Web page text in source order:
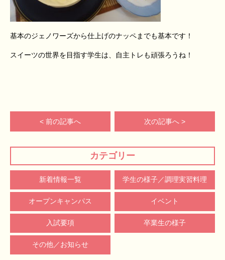
カテゴリー
新着情報一覧 学生の様子／調理実習料理
オープンキャンパス イベント
入試要項 卒業生の様子
その他／お知らせ
基本のジェノワーズから仕上げのナッペまでも基本です！
スイーツの世界を目指す学生は、自主トレも頑張ろうね！
< 前の記事へ 次の記事へ >